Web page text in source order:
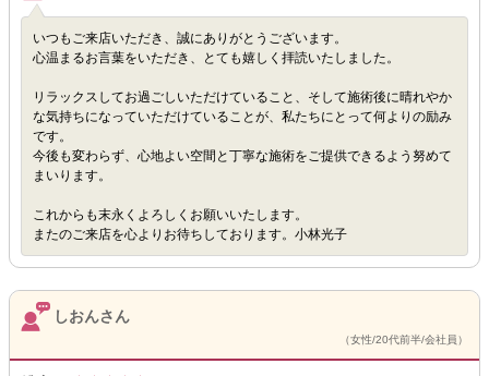
いつもご来店いただき、誠にありがとうございます。
心温まるお言葉をいただき、とても嬉しく拝読いたしました。
リラックスしてお過ごしいただけていること、そして施術後に晴れやか
な気持ちになっていただけていることが、私たちにとって何よりの励み
です。
今後も変わらず、心地よい空間と丁寧な施術をご提供できるよう努めて
まいります。
これからも末永くよろしくお願いいたします。
またのご来店を心よりお待ちしております。小林光子
しおんさん
（女性/20代前半/会社員）